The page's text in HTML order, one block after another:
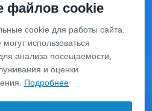
на данном сайте носит
и не является публичной
положениями Статьи 437 ГК
уточняйте актуальную
по телефону.
файлов cookie
cookie для работы сайта.
использоваться
анализа посещаемости,
и оценки
Подробнее